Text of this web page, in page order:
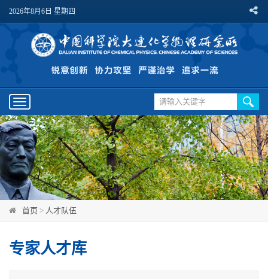
2026年8月6日 星期四
Toggle
navigation
首页 > 人才队伍
专家人才库